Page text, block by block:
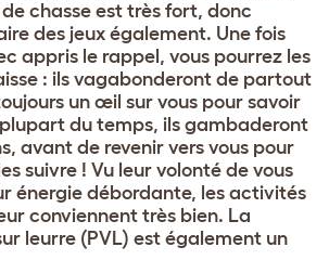
chasse est très fort, donc
des jeux également. Une fois
appris le rappel, vous pourrez les
: ils vagabonderont de partout
un œil sur vous pour savoir
du temps, ils gambaderont
avant de revenir vers vous pour
suivre ! Vu leur volonté de vous
énergie débordante, les activités
conviennent très bien. La
leurre (PVL) est également un